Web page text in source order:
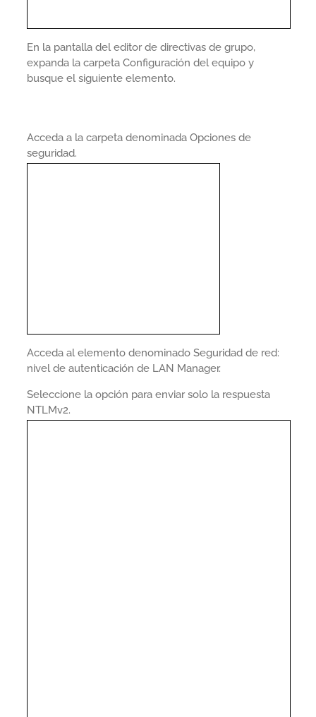
En la pantalla del editor de directivas de grupo,
expanda la carpeta Configuración del equipo y
busque el siguiente elemento.
Acceda a la carpeta denominada Opciones de
seguridad.
Acceda al elemento denominado Seguridad de red:
nivel de autenticación de LAN Manager.
Seleccione la opción para enviar solo la respuesta
NTLMv2.